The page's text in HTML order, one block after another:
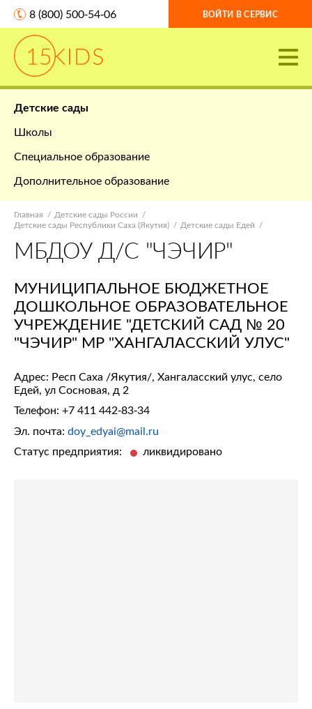
8 (800) 500-54-06 ВОЙТИ В СЕРВИС
Детские сады
Школы
Специальное образование
Дополнительное образование
Главная
Детские сады России
Детские сады Республики Саха (Якутия)
Детские сады Едей
МБДОУ Д/С "ЧЭЧИР"
МУНИЦИПАЛЬНОЕ БЮДЖЕТНОЕ
ДОШКОЛЬНОЕ ОБРАЗОВАТЕЛЬНОЕ
УЧРЕЖДЕНИЕ "ДЕТСКИЙ САД № 20
"ЧЭЧИР" МР "ХАНГАЛАССКИЙ УЛУС"
Адрес: Респ Саха /Якутия/, Хангаласский улус, село
Едей, ул Сосновая, д 2
Телефон: +7 411 442-83-34
Эл. почта: doy_edyai@mail.ru
Статус предприятия:
ликвидировано